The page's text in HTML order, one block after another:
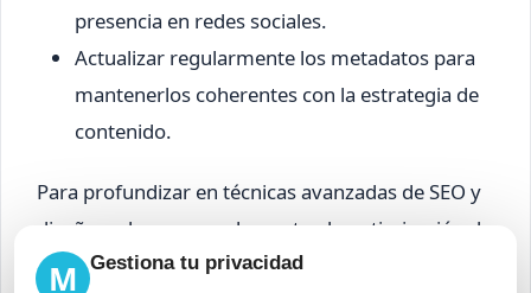
presencia en redes sociales.
Actualizar regularmente los metadatos para
mantenerlos coherentes con la estrategia de
contenido.
Para profundizar en técnicas avanzadas de SEO y
diseño web que complementan la optimización de
metadatos, puedes visitar nuestros servicios de
M Gestiona tu privacidad